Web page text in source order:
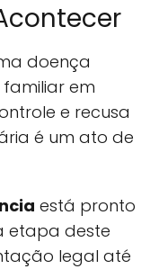
doença
familiar em
e recusa
é um ato de
está pronto
etapa deste
legal até